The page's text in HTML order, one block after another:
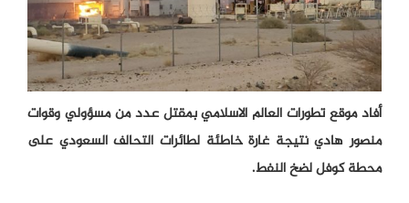
أفاد موقع تطورات العالم الاسلامي بمقتل عدد من مسؤولي وقوات
منصور هادي نتيجة غارة خاطئة لطائرات التحالف السعودي على
محطة كوفل لضخ النفط.